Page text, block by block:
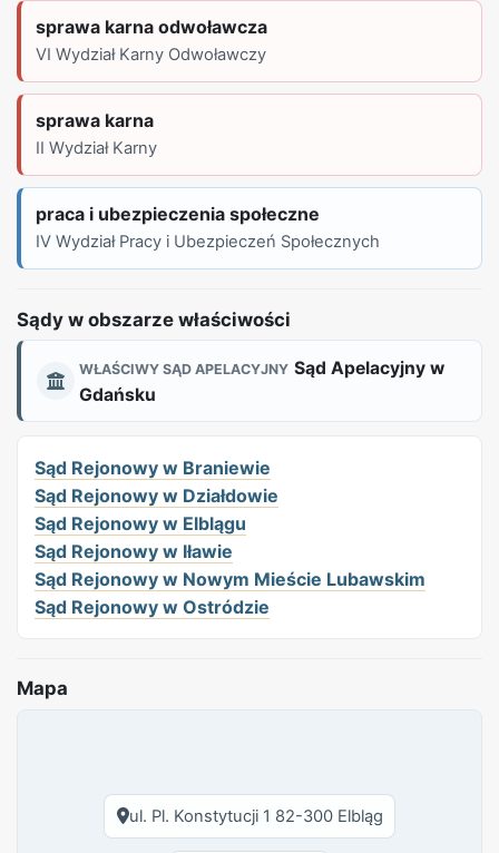
sprawa karna odwoławcza
VI Wydział Karny Odwoławczy
sprawa karna
II Wydział Karny
praca i ubezpieczenia społeczne
IV Wydział Pracy i Ubezpieczeń Społecznych
Sądy w obszarze właściwości
WŁAŚCIWY SĄD APELACYJNY Sąd Apelacyjny w
Gdańsku
Sąd Rejonowy w Braniewie
Sąd Rejonowy w Działdowie
Sąd Rejonowy w Elblągu
Sąd Rejonowy w Iławie
Sąd Rejonowy w Nowym Mieście Lubawskim
Sąd Rejonowy w Ostródzie
Mapa
ul. Pl. Konstytucji 1 82-300 Elbląg